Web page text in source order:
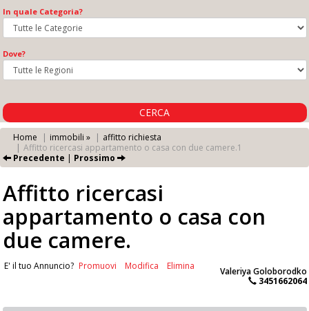
In quale Categoria?
Dove?
CERCA
Home immobili »
affitto richiesta
Affitto ricercasi appartamento o casa con due camere.1
Precedente | Prossimo
Affitto ricercasi
appartamento o casa con
due camere.
Valeriya Goloborodko
3451662064
E' il tuo Annuncio? Promuovi Modifica Elimina